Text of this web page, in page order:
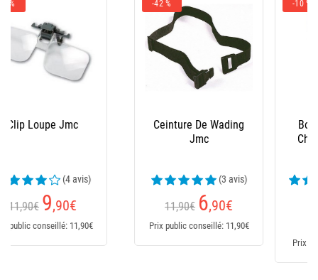
Bottes Homme Le
151,95
Prix public conseillé: 170€
Salopette Xm Ocean
235
Prix public conseillé: 235€